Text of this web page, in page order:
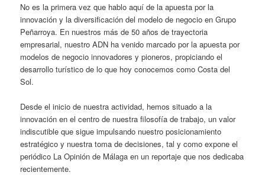
No es la primera vez que hablo aquí de la apuesta por la
innovación y la diversificación del modelo de negocio en Grupo
Peñarroya. En nuestros más de 50 años de trayectoria
empresarial, nuestro ADN ha venido marcado por la apuesta por
modelos de negocio innovadores y pioneros, propiciando el
desarrollo turístico de lo que hoy conocemos como Costa del
Sol.
Desde el inicio de nuestra actividad, hemos situado a la
innovación en el centro de nuestra filosofía de trabajo, un valor
indiscutible que sigue impulsando nuestro posicionamiento
estratégico y nuestra toma de decisiones, tal y como expone el
periódico La Opinión de Málaga en un reportaje que nos dedicaba
recientemente.